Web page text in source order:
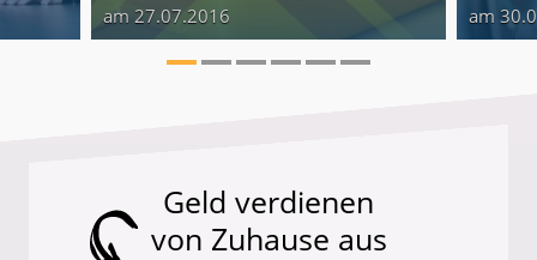
am 27.07.2016 am
Geld verdienen
von Zuhause aus